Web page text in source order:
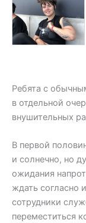
Ребята с
в отдельной
внушительных
В первой
и солнечно, но
ожидания
ждать согласно
сотрудники
переместиться